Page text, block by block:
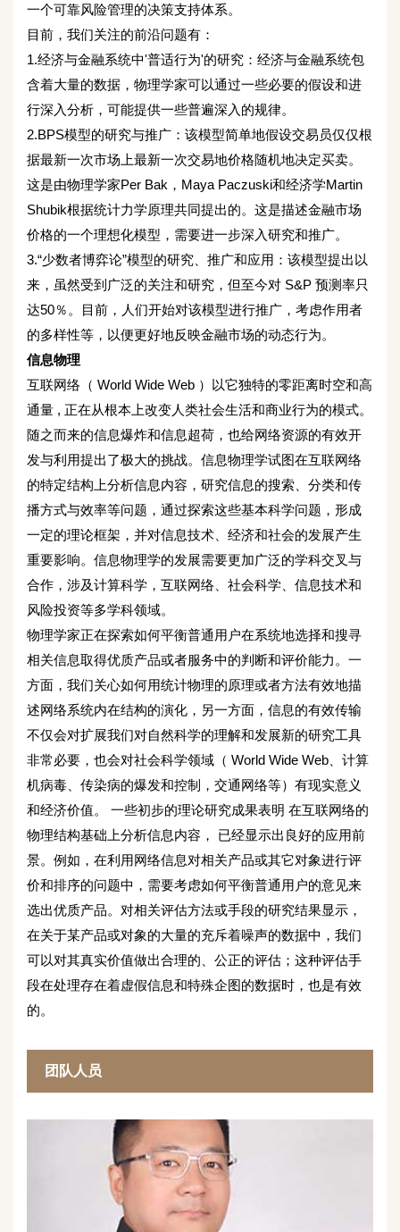
一个可靠风险管理的决策支持体系。
目前，我们关注的前沿问题有：
1.经济与金融系统中'普适行为'的研究：经济与金融系统包
含着大量的数据，物理学家可以通过一些必要的假设和进
行深入分析，可能提供一些普遍深入的规律。
2.BPS模型的研究与推广：该模型简单地假设交易员仅仅根
据最新一次市场上最新一次交易地价格随机地决定买卖。
这是由物理学家Per Bak，Maya Paczuski和经济学Martin
Shubik根据统计力学原理共同提出的。这是描述金融市场
价格的一个理想化模型，需要进一步深入研究和推广。
3.“少数者博弈论”模型的研究、推广和应用：该模型提出以
来，虽然受到广泛的关注和研究，但至今对 S&P 预测率只
达50％。目前，人们开始对该模型进行推广，考虑作用者
的多样性等，以便更好地反映金融市场的动态行为。
信息物理
互联网络（ World Wide Web ）以它独特的零距离时空和高
通量 , 正在从根本上改变人类社会生活和商业行为的模式。
随之而来的信息爆炸和信息超荷，也给网络资源的有效开
发与利用提出了极大的挑战。信息物理学试图在互联网络
的特定结构上分析信息内容，研究信息的搜索、分类和传
播方式与效率等问题，通过探索这些基本科学问题，形成
一定的理论框架，并对信息技术、经济和社会的发展产生
重要影响。信息物理学的发展需要更加广泛的学科交叉与
合作，涉及计算科学，互联网络、社会科学、信息技术和
风险投资等多学科领域。
物理学家正在探索如何平衡普通用户在系统地选择和搜寻
相关信息取得优质产品或者服务中的判断和评价能力。一
方面，我们关心如何用统计物理的原理或者方法有效地描
述网络系统内在结构的演化，另一方面，信息的有效传输
不仅会对扩展我们对自然科学的理解和发展新的研究工具
非常必要，也会对社会科学领域（ World Wide Web、计算
机病毒、传染病的爆发和控制，交通网络等）有现实意义
和经济价值。 一些初步的理论研究成果表明 在互联网络的
物理结构基础上分析信息内容， 已经显示出良好的应用前
景。例如，在利用网络信息对相关产品或其它对象进行评
价和排序的问题中，需要考虑如何平衡普通用户的意见来
选出优质产品。对相关评估方法或手段的研究结果显示，
在关于某产品或对象的大量的充斥着噪声的数据中，我们
可以对其真实价值做出合理的、公正的评估；这种评估手
段在处理存在着虚假信息和特殊企图的数据时，也是有效
的。
团队人员